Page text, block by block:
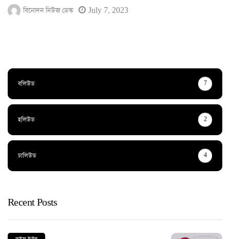
বিনোদন নিউজ ডেস্ক July 7, 2023
বলিউড 7
হলিউড 2
ঢালিউড 4
Recent Posts